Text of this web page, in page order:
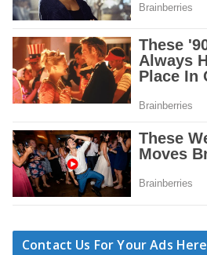
Contact Us For Your Ads Here